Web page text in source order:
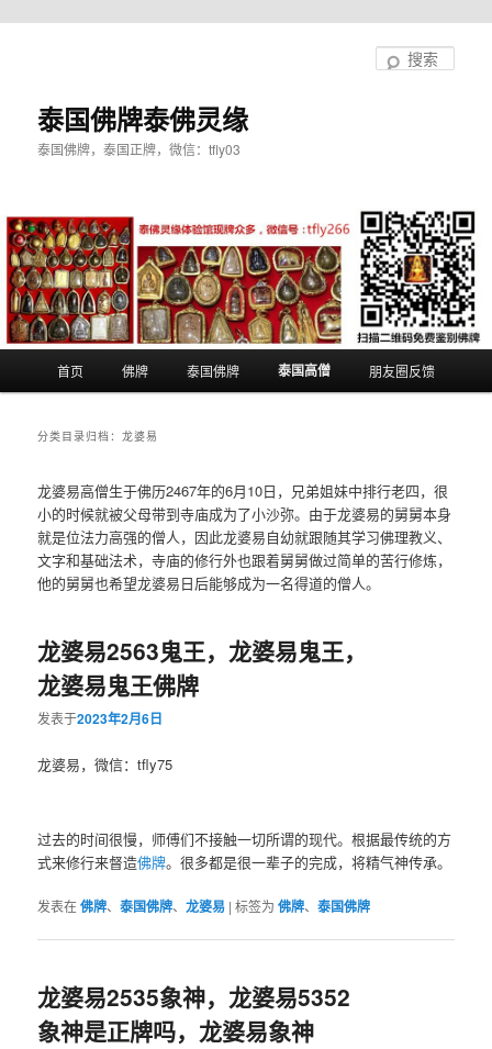
泰国佛牌泰佛灵缘
泰国佛牌，泰国正牌，微信：tfly03
首页 佛牌 泰国佛牌 泰国高僧 朋友圈反馈
分类目录归档：龙婆易
龙婆易高僧生于佛历2467年的6月10日，兄弟姐妹中排行老四，很
小的时候就被父母带到寺庙成为了小沙弥。由于龙婆易的舅舅本身
就是位法力高强的僧人，因此龙婆易自幼就跟随其学习佛理教义、
文字和基础法术，寺庙的修行外也跟着舅舅做过简单的苦行修炼，
他的舅舅也希望龙婆易日后能够成为一名得道的僧人。
龙婆易2563鬼王，龙婆易鬼王，
龙婆易鬼王佛牌
发表于2023年2月6日
龙婆易，微信：tfly75
过去的时间很慢，师傅们不接触一切所谓的现代。根据最传统的方
式来修行来督造佛牌。很多都是很一辈子的完成，将精气神传承。
发表在佛牌、泰国佛牌、龙婆易 |标签为 佛牌、泰国佛牌
龙婆易2535象神，龙婆易5352
象神是正牌吗，龙婆易象神